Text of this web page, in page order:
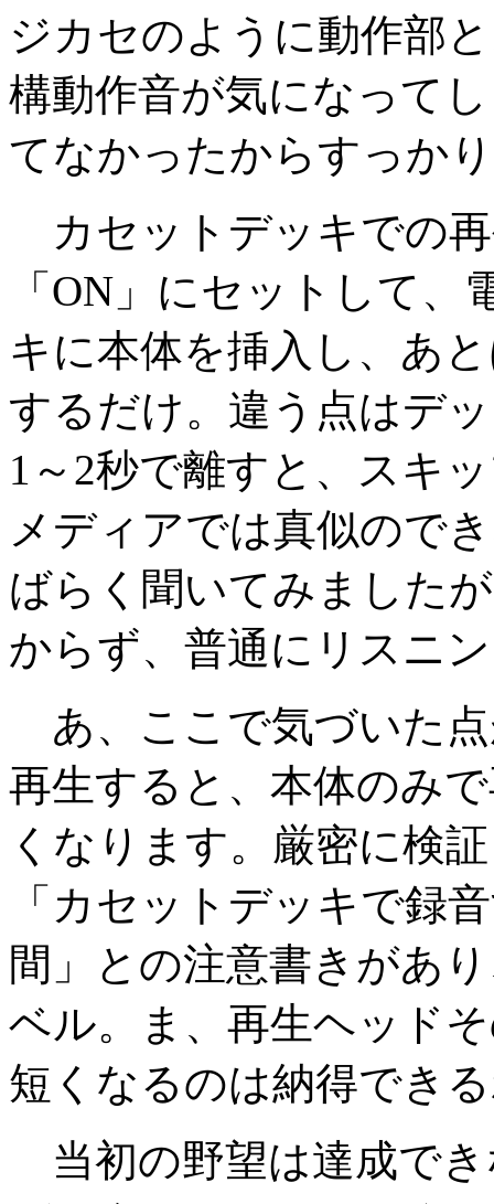
ジカセのように動作部
構動作音が気になって
てなかったからすっか
カセットデッキでの
「ON」にセットして
キに本体を挿入し、あ
するだけ。違う点はデ
1～2秒で離すと、スキ
メディアでは真似ので
ばらく聞いてみました
からず、普通にリスニ
あ、ここで気づいた
再生すると、本体のみ
くなります。厳密に検
「カセットデッキで録
間」との注意書きがあ
ベル。ま、再生ヘッド
短くなるのは納得でき
当初の野望は達成で